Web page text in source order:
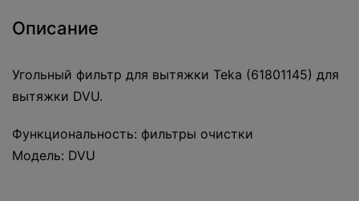
Описание
Угольный фильтр для вытяжки Teka (61801145) для
вытяжки DVU.
Функциональность: фильтры очистки
Модель: DVU